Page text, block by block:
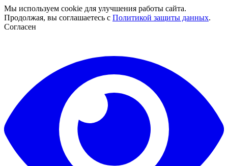
Мы используем cookie для улучшения работы сайта.
Продолжая, вы соглашаетесь с Политикой защиты данных.
Согласен